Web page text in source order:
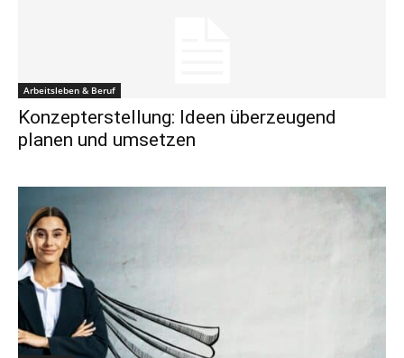
Arbeitsleben & Beruf
Konzepterstellung: Ideen überzeugend
planen und umsetzen